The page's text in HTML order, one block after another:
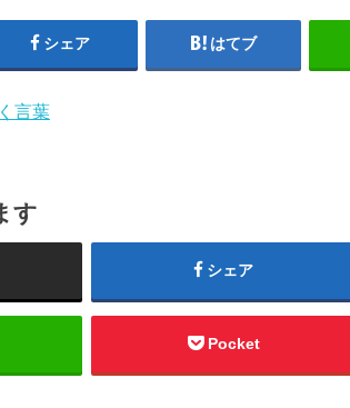
シェア はてブ
言葉
す
シェア
Pocket